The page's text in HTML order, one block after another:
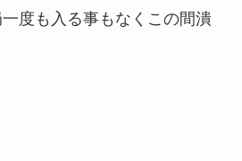
度も入る事もなくこの間潰